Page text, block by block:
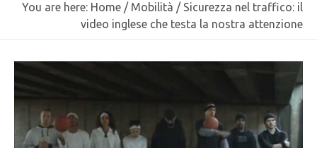
You are here: Home / Mobilità / Sicurezza nel traffico: il
video inglese che testa la nostra attenzione